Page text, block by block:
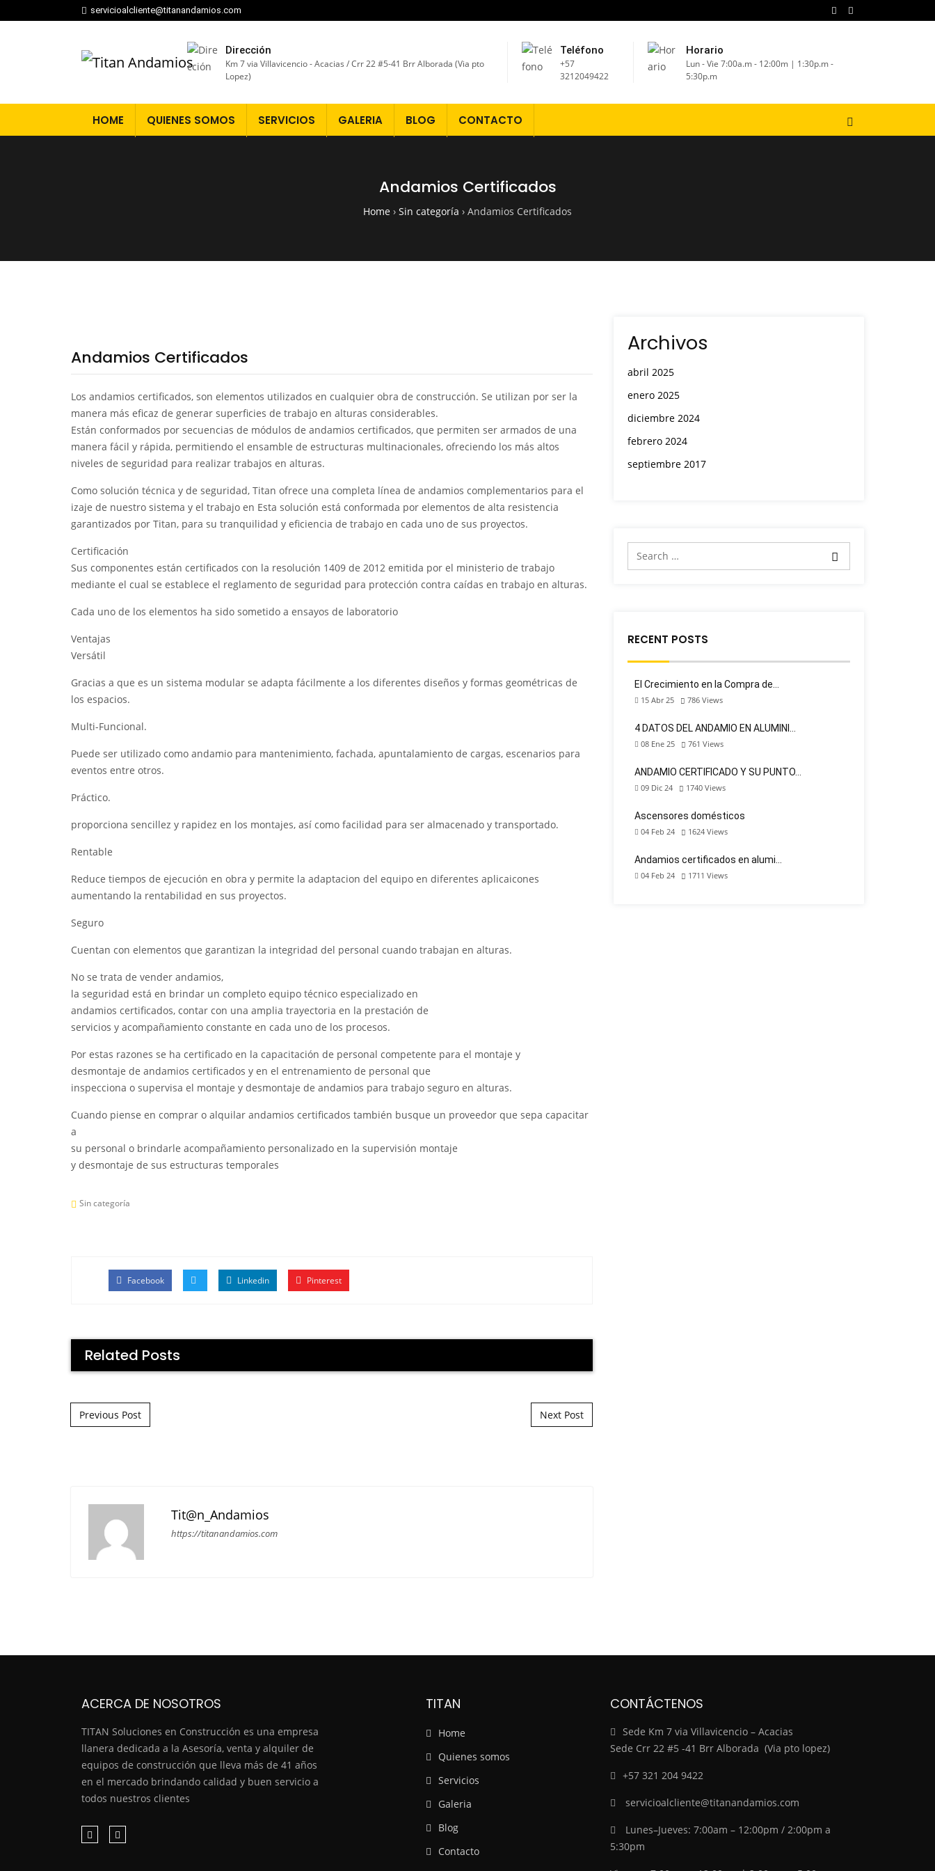
servicioalcliente@titanandamios.com
Dirección
Km 7 via Villavicencio - Acacias / Crr 22 #5-41 Brr Alborada (Via pto
Lopez)
Teléfono
+57
3212049422
Horario
Lun - Vie 7:00a.m - 12:00m | 1:30p.m -
5:30p.m
HOME QUIENES SOMOS SERVICIOS GALERIA BLOG CONTACTO
Andamios Certificados
Home › Sin categoría › Andamios Certificados
Andamios Certificados
Los andamios certificados, son elementos utilizados en cualquier obra de construcción. Se utilizan por ser la
manera más eficaz de generar superficies de trabajo en alturas considerables.
Están conformados por secuencias de módulos de andamios certificados, que permiten ser armados de una
manera fácil y rápida, permitiendo el ensamble de estructuras multinacionales, ofreciendo los más altos
niveles de seguridad para realizar trabajos en alturas.
Como solución técnica y de seguridad, Titan ofrece una completa línea de andamios complementarios para el
izaje de nuestro sistema y el trabajo en Esta solución está conformada por elementos de alta resistencia
garantizados por Titan, para su tranquilidad y eficiencia de trabajo en cada uno de sus proyectos.
Certificación
Sus componentes están certificados con la resolución 1409 de 2012 emitida por el ministerio de trabajo
mediante el cual se establece el reglamento de seguridad para protección contra caídas en trabajo en alturas.
Cada uno de los elementos ha sido sometido a ensayos de laboratorio
Ventajas
Versátil
Gracias a que es un sistema modular se adapta fácilmente a los diferentes diseños y formas geométricas de
los espacios.
Multi-Funcional.
Puede ser utilizado como andamio para mantenimiento, fachada, apuntalamiento de cargas, escenarios para
eventos entre otros.
Práctico.
proporciona sencillez y rapidez en los montajes, así como facilidad para ser almacenado y transportado.
Rentable
Reduce tiempos de ejecución en obra y permite la adaptacion del equipo en diferentes aplicaicones
aumentando la rentabilidad en sus proyectos.
Seguro
Cuentan con elementos que garantizan la integridad del personal cuando trabajan en alturas.
No se trata de vender andamios,
la seguridad está en brindar un completo equipo técnico especializado en
andamios certificados, contar con una amplia trayectoria en la prestación de
servicios y acompañamiento constante en cada uno de los procesos.
Por estas razones se ha certificado en la capacitación de personal competente para el montaje y
desmontaje de andamios certificados y en el entrenamiento de personal que
inspecciona o supervisa el montaje y desmontaje de andamios para trabajo seguro en alturas.
Cuando piense en comprar o alquilar andamios certificados también busque un proveedor que sepa capacitar
a
su personal o brindarle acompañamiento personalizado en la supervisión montaje
y desmontaje de sus estructuras temporales
Sin categoría
Facebook Linkedin Pinterest
Related Posts
Post navigation
Previous Post Next Post
Tit@n_Andamios
https://titanandamios.com
Archivos
abril 2025
enero 2025
diciembre 2024
febrero 2024
septiembre 2017
RECENT POSTS
El Crecimiento en la Compra de…
15 Abr 25 786 Views
4 DATOS DEL ANDAMIO EN ALUMINI…
08 Ene 25 761 Views
ANDAMIO CERTIFICADO Y SU PUNTO…
09 Dic 24 1740 Views
Ascensores domésticos
04 Feb 24 1624 Views
Andamios certificados en alumi…
04 Feb 24 1711 Views
ACERCA DE NOSOTROS
TITAN Soluciones en Construcción es una empresa
llanera dedicada a la Asesoría, venta y alquiler de
equipos de construcción que lleva más de 41 años
en el mercado brindando calidad y buen servicio a
todos nuestros clientes
TITAN
Home
Quienes somos
Servicios
Galeria
Blog
Contacto
CONTÁCTENOS
Sede Km 7 via Villavicencio – Acacias
Sede Crr 22 #5 -41 Brr Alborada (Via pto lopez)
+57 321 204 9422
servicioalcliente@titanandamios.com
Lunes–Jueves: 7:00am – 12:00pm / 2:00pm a
5:30pm